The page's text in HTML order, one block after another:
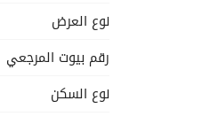
نوع العرض
رقم بيوت المرجعي
نوع السكن